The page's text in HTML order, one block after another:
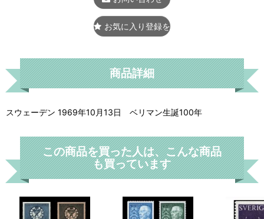
お気に入り登録をする
商品詳細
スウェーデン 1969年10月13日 ベリマン生誕100年
この商品を買った人は、こんな商品
も買っています